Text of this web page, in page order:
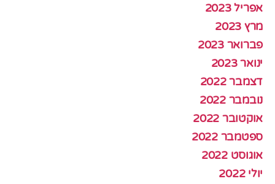
אפריל 2023
מרץ 2023
פברואר 2023
ינואר 2023
דצמבר 2022
נובמבר 2022
אוקטובר 2022
ספטמבר 2022
אוגוסט 2022
יולי 2022